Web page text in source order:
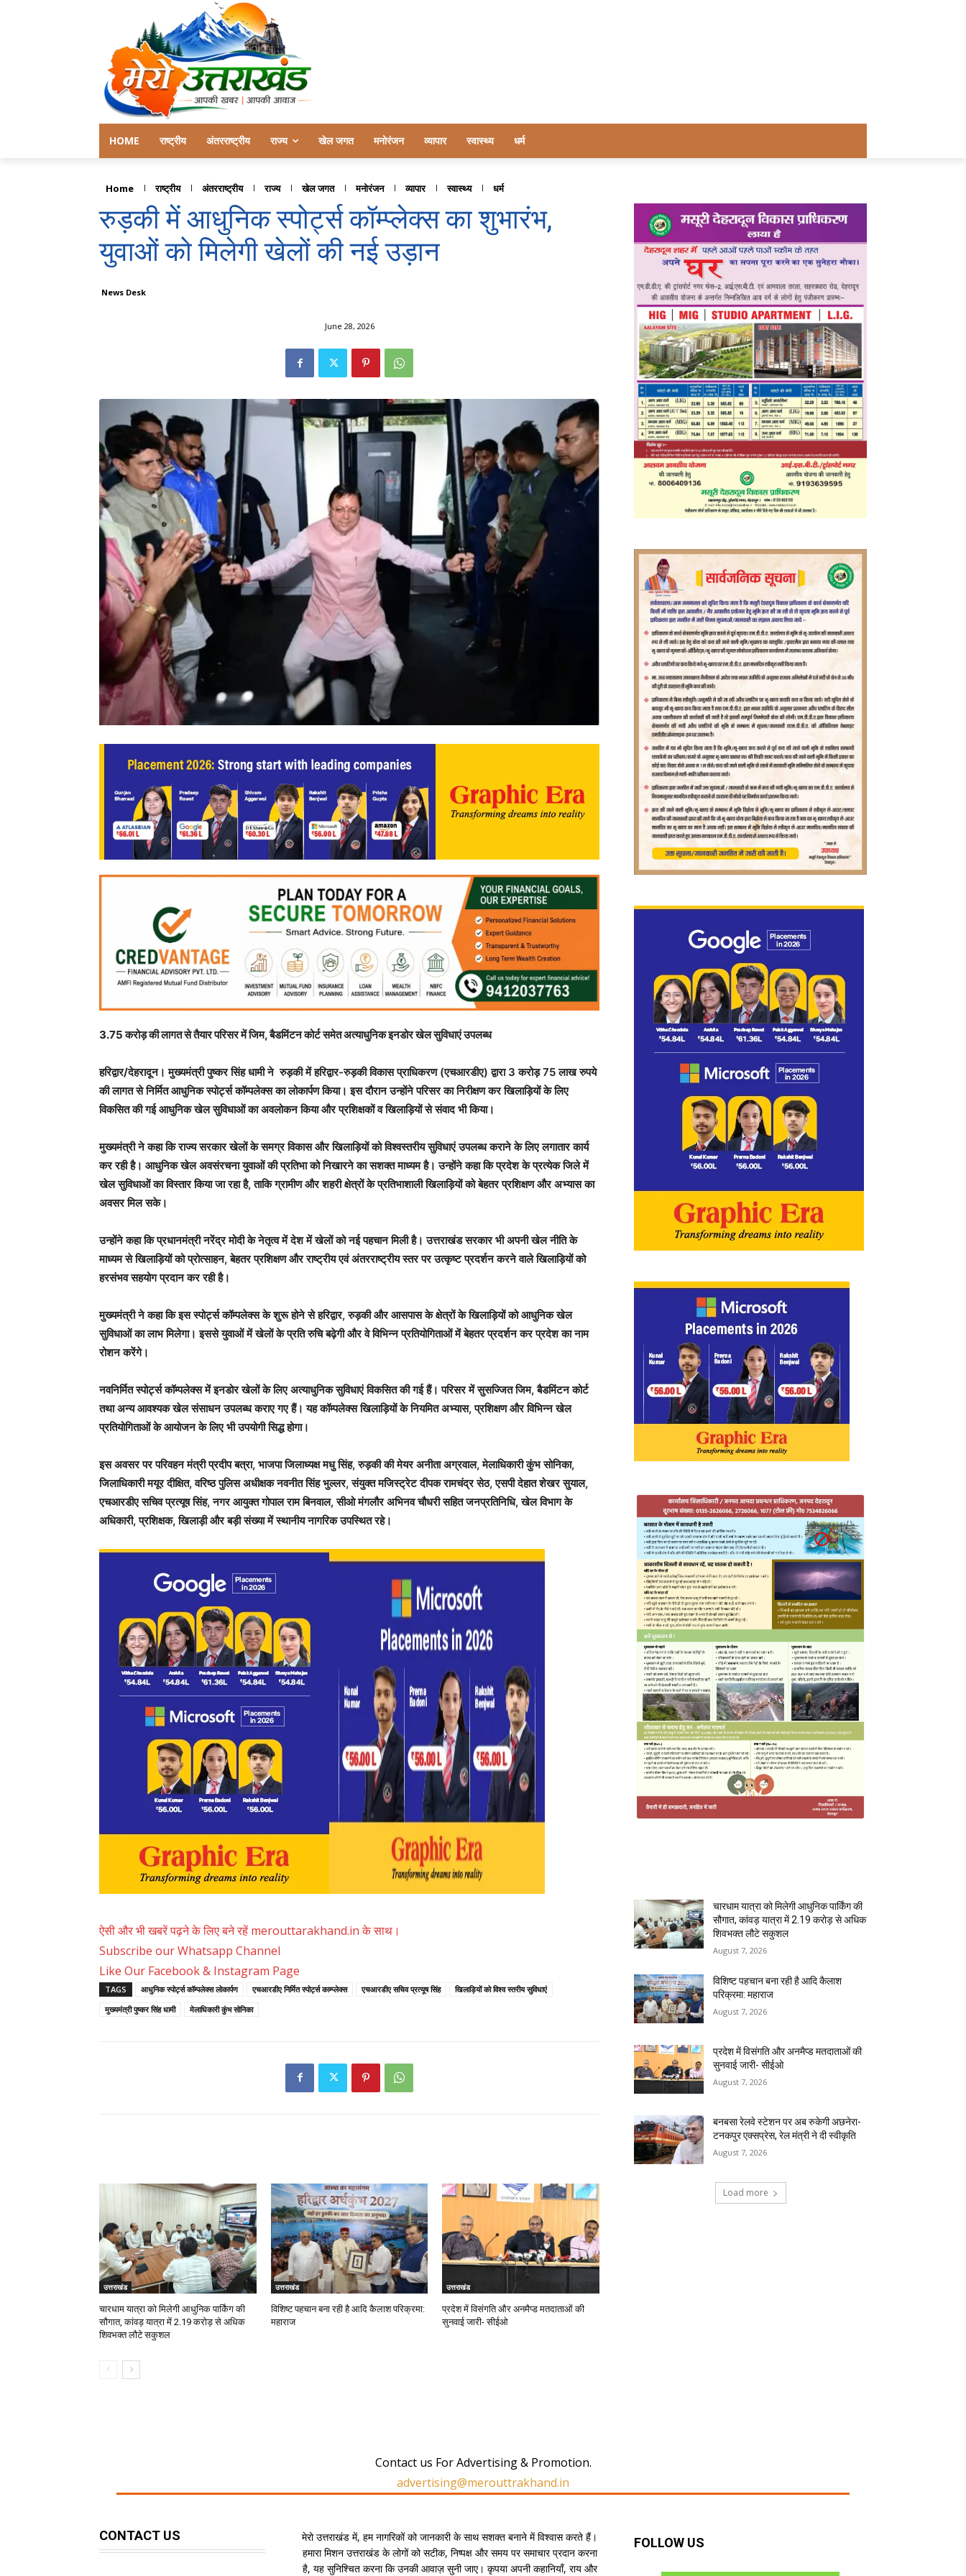
HOME राष्ट्रीय अंतरराष्ट्रीय राज्य खेल जगत मनोरंजन व्यापार स्वास्थ्य धर्म
Home राष्ट्रीय अंतरराष्ट्रीय राज्य खेल जगत मनोरंजन व्यापार स्वास्थ्य धर्म
रुड़की में आधुनिक स्पोर्ट्स कॉम्प्लेक्स का शुभारंभ,
युवाओं को मिलेगी खेलों की नई उड़ान
News Desk
June 28, 2026
3.75 करोड़ की लागत से तैयार परिसर में जिम, बैडमिंटन कोर्ट समेत अत्याधुनिक इनडोर खेल सुविधाएं उपलब्ध
हरिद्वार/देहरादून। मुख्यमंत्री पुष्कर सिंह धामी ने रुड़की में हरिद्वार-रुड़की विकास प्राधिकरण (एचआरडीए) द्वारा 3 करोड़ 75 लाख रुपये
की लागत से निर्मित आधुनिक स्पोर्ट्स कॉम्पलेक्स का लोकार्पण किया। इस दौरान उन्होंने परिसर का निरीक्षण कर खिलाड़ियों के लिए
विकसित की गई आधुनिक खेल सुविधाओं का अवलोकन किया और प्रशिक्षकों व खिलाड़ियों से संवाद भी किया।
मुख्यमंत्री ने कहा कि राज्य सरकार खेलों के समग्र विकास और खिलाड़ियों को विश्वस्तरीय सुविधाएं उपलब्ध कराने के लिए लगातार कार्य
कर रही है। आधुनिक खेल अवसंरचना युवाओं की प्रतिभा को निखारने का सशक्त माध्यम है। उन्होंने कहा कि प्रदेश के प्रत्येक जिले में
खेल सुविधाओं का विस्तार किया जा रहा है, ताकि ग्रामीण और शहरी क्षेत्रों के प्रतिभाशाली खिलाड़ियों को बेहतर प्रशिक्षण और अभ्यास का
अवसर मिल सके।
उन्होंने कहा कि प्रधानमंत्री नरेंद्र मोदी के नेतृत्व में देश में खेलों को नई पहचान मिली है। उत्तराखंड सरकार भी अपनी खेल नीति के
माध्यम से खिलाड़ियों को प्रोत्साहन, बेहतर प्रशिक्षण और राष्ट्रीय एवं अंतरराष्ट्रीय स्तर पर उत्कृष्ट प्रदर्शन करने वाले खिलाड़ियों को
हरसंभव सहयोग प्रदान कर रही है।
मुख्यमंत्री ने कहा कि इस स्पोर्ट्स कॉम्पलेक्स के शुरू होने से हरिद्वार, रुड़की और आसपास के क्षेत्रों के खिलाड़ियों को आधुनिक खेल
सुविधाओं का लाभ मिलेगा। इससे युवाओं में खेलों के प्रति रुचि बढ़ेगी और वे विभिन्न प्रतियोगिताओं में बेहतर प्रदर्शन कर प्रदेश का नाम
रोशन करेंगे।
नवनिर्मित स्पोर्ट्स कॉम्पलेक्स में इनडोर खेलों के लिए अत्याधुनिक सुविधाएं विकसित की गई हैं। परिसर में सुसज्जित जिम, बैडमिंटन कोर्ट
तथा अन्य आवश्यक खेल संसाधन उपलब्ध कराए गए हैं। यह कॉम्पलेक्स खिलाड़ियों के नियमित अभ्यास, प्रशिक्षण और विभिन्न खेल
प्रतियोगिताओं के आयोजन के लिए भी उपयोगी सिद्ध होगा।
इस अवसर पर परिवहन मंत्री प्रदीप बत्रा, भाजपा जिलाध्यक्ष मधु सिंह, रुड़की की मेयर अनीता अग्रवाल, मेलाधिकारी कुंभ सोनिका,
जिलाधिकारी मयूर दीक्षित, वरिष्ठ पुलिस अधीक्षक नवनीत सिंह भुल्लर, संयुक्त मजिस्ट्रेट दीपक रामचंद्र सेठ, एसपी देहात शेखर सुयाल,
एचआरडीए सचिव प्रत्यूष सिंह, नगर आयुक्त गोपाल राम बिनवाल, सीओ मंगलौर अभिनव चौधरी सहित जनप्रतिनिधि, खेल विभाग के
अधिकारी, प्रशिक्षक, खिलाड़ी और बड़ी संख्या में स्थानीय नागरिक उपस्थित रहे।
ऐसी और भी खबरें पढ़ने के लिए बने रहें merouttarakhand.in के साथ।
Subscribe our Whatsapp Channel
Like Our Facebook & Instagram Page
TAGS आधुनिक स्पोर्ट्स कॉम्पलेक्स लोकार्पण एचआरडीए निर्मित स्पोर्ट्स काम्प्लेक्स एचआरडीए सचिव प्रत्यूष सिंह
खिलाड़ियों को विश्व स्तरीय सुविधाएं
मुख्यमंत्री पुष्कर सिंह धामी
मेलाधिकारी कुंभ सोनिका
उत्तराखंड
चारधाम यात्रा को मिलेगी आधुनिक पार्किंग की
सौगात, कांवड़ यात्रा में 2.19 करोड़ से अधिक
शिवभक्त लौटे सकुशल
उत्तराखंड
विशिष्ट पहचान बना रही है आदि कैलाश परिक्रमा:
महाराज
उत्तराखंड
प्रदेश में विसंगति और अनमैप्ड मतदाताओं की
सुनवाई जारी- सीईओ
चारधाम यात्रा को मिलेगी आधुनिक पार्किंग की
सौगात, कांवड़ यात्रा में 2.19 करोड़ से अधिक
शिवभक्त लौटे सकुशल
August 7, 2026
विशिष्ट पहचान बना रही है आदि कैलाश
परिक्रमा: महाराज
August 7, 2026
प्रदेश में विसंगति और अनमैप्ड मतदाताओं की
सुनवाई जारी- सीईओ
August 7, 2026
बनबसा रेलवे स्टेशन पर अब रुकेगी अछनेरा-
टनकपुर एक्सप्रेस, रेल मंत्री ने दी स्वीकृति
August 7, 2026
Load more
Contact us For Advertising & Promotion.
advertising@merouttrakhand.in
CONTACT US
मेरो उत्तराखंड में, हम नागरिकों को जानकारी के साथ सशक्त बनाने में विश्वास करते हैं।
हमारा मिशन उत्तराखंड के लोगों को सटीक, निष्पक्ष और समय पर समाचार प्रदान करना
है, यह सुनिश्चित करना कि उनकी आवाज़ सुनी जाए। कृपया अपनी कहानियाँ, राय और
FOLLOW US